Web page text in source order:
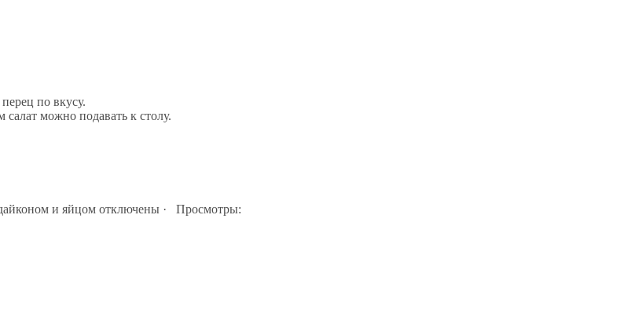
по вкусу.
салат можно подавать к столу.
и яйцом отключены · Просмотры: